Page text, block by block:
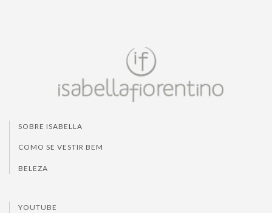
SOBRE ISABELLA
COMO SE VESTIR BEM
BELEZA
YOUTUBE